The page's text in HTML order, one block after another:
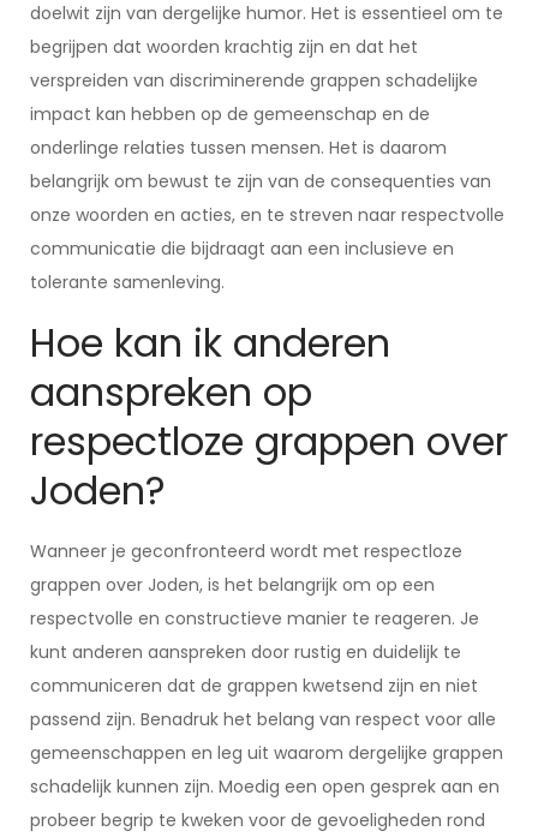
doelwit zijn van dergelijke humor. Het is essentieel om te
begrijpen dat woorden krachtig zijn en dat het
verspreiden van discriminerende grappen schadelijke
impact kan hebben op de gemeenschap en de
onderlinge relaties tussen mensen. Het is daarom
belangrijk om bewust te zijn van de consequenties van
onze woorden en acties, en te streven naar respectvolle
communicatie die bijdraagt aan een inclusieve en
tolerante samenleving.
Hoe kan ik anderen
aanspreken op
respectloze grappen over
Joden?
Wanneer je geconfronteerd wordt met respectloze
grappen over Joden, is het belangrijk om op een
respectvolle en constructieve manier te reageren. Je
kunt anderen aanspreken door rustig en duidelijk te
communiceren dat de grappen kwetsend zijn en niet
passend zijn. Benadruk het belang van respect voor alle
gemeenschappen en leg uit waarom dergelijke grappen
schadelijk kunnen zijn. Moedig een open gesprek aan en
probeer begrip te kweken voor de gevoeligheden rond